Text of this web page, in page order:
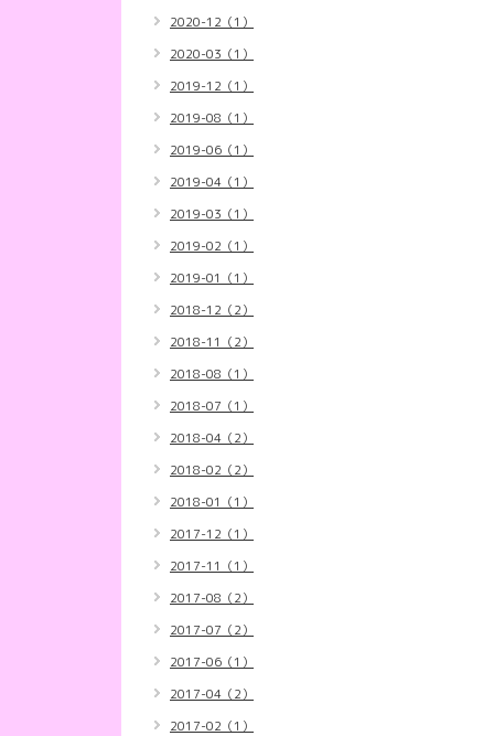
2020-12（1）
2020-03（1）
2019-12（1）
2019-08（1）
2019-06（1）
2019-04（1）
2019-03（1）
2019-02（1）
2019-01（1）
2018-12（2）
2018-11（2）
2018-08（1）
2018-07（1）
2018-04（2）
2018-02（2）
2018-01（1）
2017-12（1）
2017-11（1）
2017-08（2）
2017-07（2）
2017-06（1）
2017-04（2）
2017-02（1）